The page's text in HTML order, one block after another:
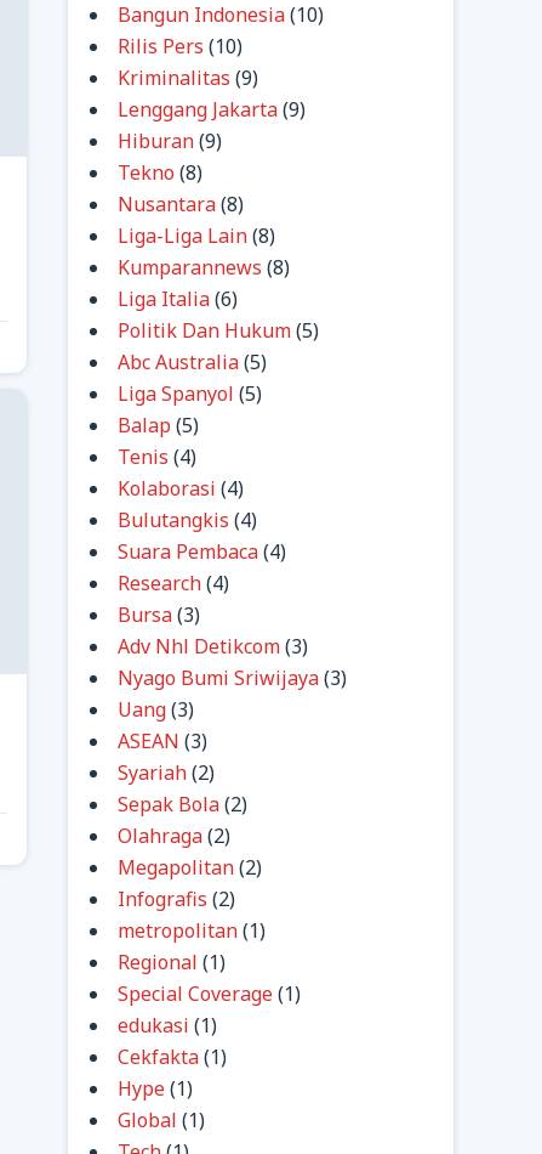
Bangun Indonesia(10)
Rilis Pers (10)
Kriminalitas (9)
Lenggang Jakarta(9)
Hiburan(9)
Tekno (8)
Nusantara(8)
Liga-Liga Lain(8)
Kumparannews (8)
Liga Italia(6)
Politik Dan Hukum(5)
Abc Australia(5)
Liga Spanyol (5)
Balap (5)
Tenis (4)
Kolaborasi (4)
Bulutangkis (4)
Suara Pembaca(4)
Research(4)
Bursa(3)
Adv Nhl Detikcom(3)
Nyago Bumi Sriwijaya(3)
Uang(3)
ASEAN (3)
Syariah(2)
Sepak Bola(2)
Olahraga(2)
Megapolitan(2)
Infografis (2)
metropolitan(1)
Regional (1)
Special Coverage(1)
edukasi (1)
Cekfakta(1)
Hype(1)
Global (1)